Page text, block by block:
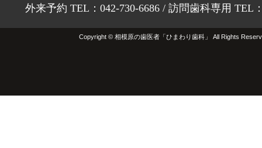
外来予約 TEL：042-730-6686 / 訪問歯科専用 TEL
Copyright © 相模原の歯医者「ひまわり歯科」 All Rights